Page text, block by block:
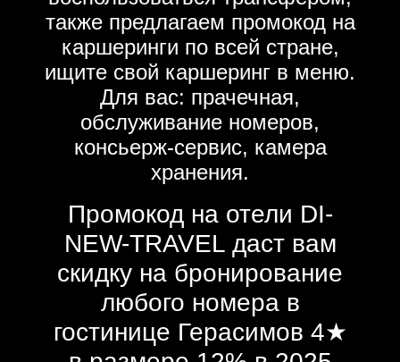
также предлагаем промокод на
каршеринги по всей стране,
ищите свой каршеринг в меню.
Для вас: прачечная,
обслуживание номеров,
консьерж-сервис, камера
хранения.
Промокод на отели DI-
NEW-TRAVEL даст вам
скидку на бронирование
любого номера в
гостинице Герасимов 4★